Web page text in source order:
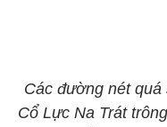
Các đường nét
Cổ Lực Na Trát